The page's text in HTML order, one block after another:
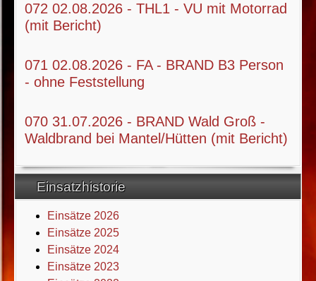
072 02.08.2026 - THL1 - VU mit Motorrad
(mit Bericht)
071 02.08.2026 - FA - BRAND B3 Person
- ohne Feststellung
070 31.07.2026 - BRAND Wald Groß -
Waldbrand bei Mantel/Hütten (mit Bericht)
Einsatzhistorie
Einsätze 2026
Einsätze 2025
Einsätze 2024
Einsätze 2023